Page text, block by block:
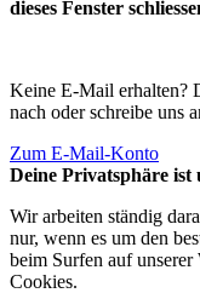
dieses Fenster
Keine E-Mail erhalten?
nach oder schreibe uns
Zum E-Mail-Konto
Deine Privatsphäre ist
Wir arbeiten ständig
nur, wenn es um den
beim Surfen auf
Cookies.